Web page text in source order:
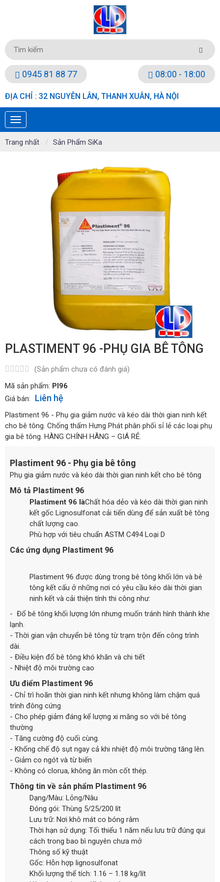
0945 81 88 77 08:00 - 18:00
ĐỊA CHỈ : 32 NGUYỄN LÂN, THANH XUÂN, HÀ NỘI
Trang nhất Sản Phẩm SiKa
PLASTIMENT 96 -PHỤ GIA BÊ TÔNG
(Sản phẩm chưa có đánh giá)
Mã sản phẩm: Pl96
Giá bán:
Liên hệ
Plastiment 96 - Phụ gia giảm nước và kéo dài thời gian ninh kết
cho bê tông. Chống thấm Hưng Phát phân phối sỉ lẻ các loại phụ
gia bê tông. HÀNG CHÍNH HÃNG – GIÁ RẺ.
Plastiment 96 - Phụ gia bê tông
Phụ gia giảm nước và kéo dài thời gian ninh kết cho bê tông
Mô tả Plastiment 96
Plastiment 96 làChất hóa dẻo và kéo dài thời gian ninh
kết gốc Lignosulfonat cải tiến dùng để sản xuất bê tông
chất lượng cao.
Phù hợp với tiêu chuẩn ASTM C494 Loại D
Các ứng dụng Plastiment 96
Plastiment 96 được dùng trong bê tông khối lớn và bê
tông kết cấu ở những nơi có yêu cầu kéo dài thời gian
ninh kết và cải thiện tính thi công như:
- Đổ bê tông khối lượng lớn nhưng muốn tránh hình thành khe
lạnh.
- Thời gian vận chuyển bê tông từ trạm trộn đến công trình
dài.
- Điều kiện đổ bê tông khó khăn và chi tiết
- Nhiệt độ môi trường cao
Ưu điểm Plastiment 96
- Chỉ trì hoãn thời gian ninh kết nhưng không làm chậm quá
trình đông cứng
- Cho phép giảm đáng kể lượng xi măng so với bê tông
thường
- Tăng cường độ cuối cùng.
- Khống chế độ sụt ngay cả khi nhiệt độ môi trường tăng lên.
- Giảm co ngót và từ biến
- Không có clorua, không ăn mòn cốt thép.
Thông tin về sản phẩm Plastiment 96
Dạng/Màu: Lỏng/Nâu
Đóng gói: Thùng 5/25/200 lít
Lưu trữ: Nơi khô mát co bóng râm
Thời hạn sử dụng: Tối thiểu 1 năm nếu lưu trữ đúng qui
cách trong bao bì nguyên chưa mở
Thông số kỹ thuật
Gốc: Hỗn hợp lignosulfonat
Khối lượng thể tích: 1.16 – 1.18 kg/lít